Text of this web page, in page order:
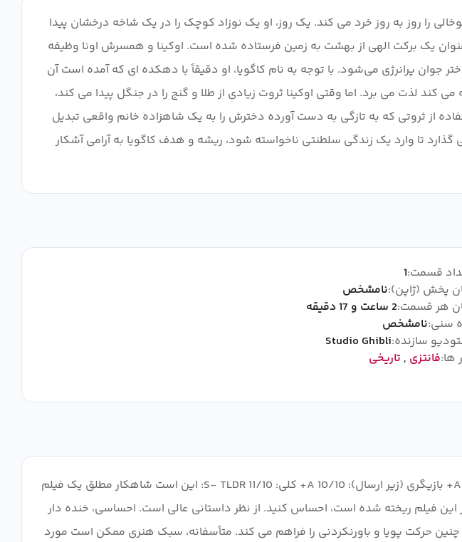
را روز به روز خرد می کند. یک روز، او یک نوزاد کوچک را در یک شاخه درخشان پیدا
یک برکت الهی از بهشت ​​به زمین فرستاده شده است. اوکینا و همسرش اونا وظیفه
جوان پرانرژی می‌شود. با توجه به نام کاگویا، او دقیقاً با دهکده ای که آمده است آن
می کند لذت می برد. اما وقتی اوکینا ثروت زیادی از طلا و گنج را در جنگل پیدا می کند،
از ثروتی که به تازگی به دست آورده دخترش را به یک شاهزاده خانم واقعی تبدیل
تا وارد یک زندگی سلطنتی ناخواسته شود، ریشه و هدف کاگویا به آرامی آشکار
قسمت:1
پخش (ژاپن):نامشخص
هر قسمت:2 ساعت و 17 دقیقه
سنی:نامشخص
سازنده:Studio Ghibli
ها:فانتزی , تاریخی
یک داستان شاهکار تراژیک: 10/10 A+ انیمیشن/هنر: 11/10 S- صدا: 8/10 B+ شخصیت ها: 10/10 A+ بازیگری (زیر ارسال): 10/10 A+ کلی: 11/10 S- TLDR: این است شاهکار مطلق یک فیلم
فیلم ریخته شده است، احساس کنید. از نظر داستانی عالی است. احساسی، خنده دار
حرکت پویا و باورنکردنی را فراهم می کند. متأسفانه، سبک هنری ممکن است مورد